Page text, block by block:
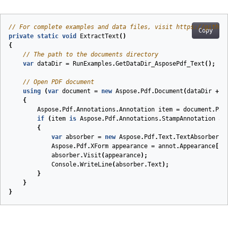
Copy
// For complete examples and data files, visit https://
private static void ExtractText ( )
{
// The path to the documents directory
var dataDir = RunExamples .GetDataDir_AsposePdf_Text ();
// Open PDF document
using
(var document = new Aspose. Pdf. Document (dataDir +
{
Aspose. Pdf.Annotations .Annotation item = document .
if
( item is Aspose. Pdf.Annotations .StampAnnotation
{
var absorber = new Aspose. Pdf.Text .TextAbsorber
Aspose. Pdf.XForm appearance = annot .Appearance
absorber.Visit (appearance);
Console.WriteLine(absorber.Text );
}
}
}